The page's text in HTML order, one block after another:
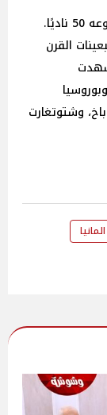
ومنذ تأسيس البوندسليغا تنافس فيه ما مجموعه 50 ناديًا.
القرن
حال شهدت
وشتوتغارت
المانيا